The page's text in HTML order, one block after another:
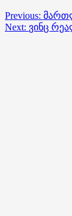
Post
navigation
Previous:
Next: ვინც